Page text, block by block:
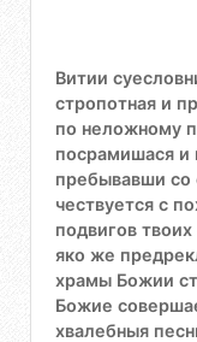
Витии
стропотная и
по неложному
посрамишася и
пребывавши со
чествуется с
подвигов
яко же
храмы Божии
Божие
хвалебныя